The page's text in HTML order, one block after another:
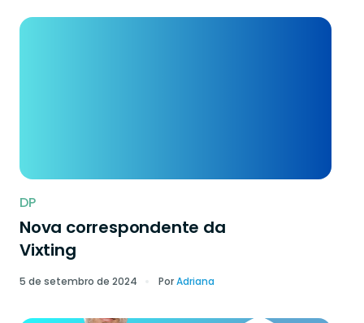
DP
Nova correspondente da
Vixting
5 de setembro de 2024 PorAdriana